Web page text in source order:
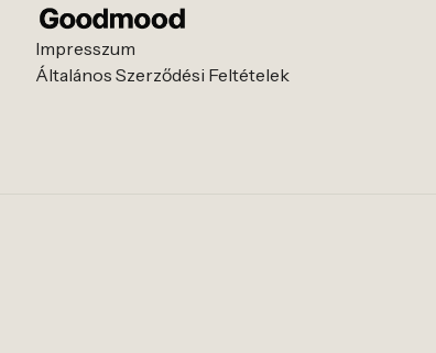
Impresszum
Általános Szerződési Feltételek